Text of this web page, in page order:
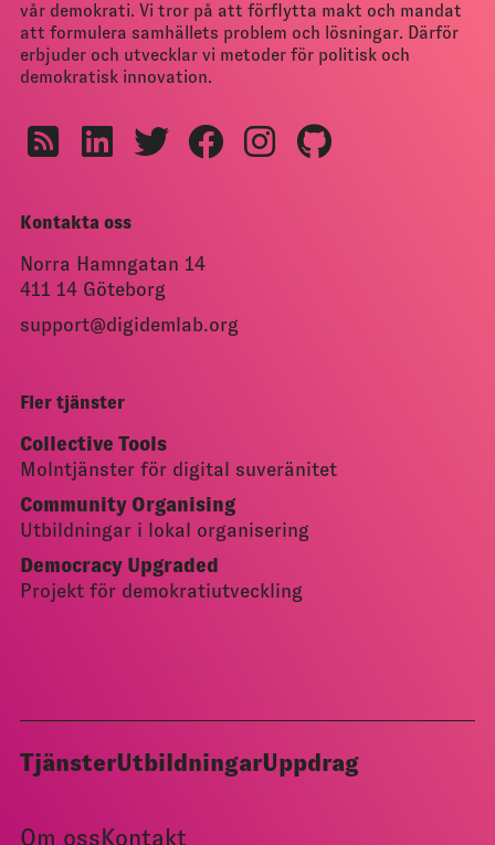
vår demokrati. Vi tror på att förflytta makt och mandat
att formulera samhällets problem och lösningar. Därför
erbjuder och utvecklar vi metoder för politisk och
demokratisk innovation.
Kontakta oss
Norra Hamngatan 14
411 14 Göteborg
support@digidemlab.org
Fler tjänster
Collective Tools
Molntjänster för digital suveränitet
Community Organising
Utbildningar i lokal organisering
Democracy Upgraded
Projekt för demokratiutveckling
TjänsterUtbildningarUppdrag
Om oss Kontakt